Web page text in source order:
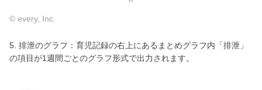
© every, Inc.
5. 排泄のグラフ：育児記録の右上にあるまとめグラフ内「排泄」
の項目が1週間ごとのグラフ形式で出力されます。